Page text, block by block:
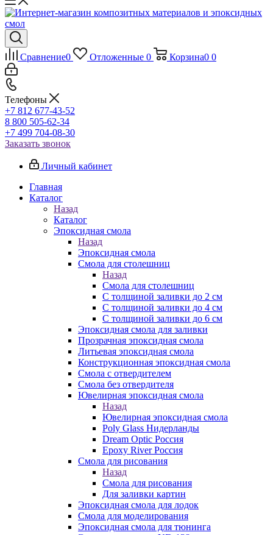
Сравнение0 Отложенные 0 Корзина0 0
Телефоны
+7 812 677-43-52
8 800 505-62-34
+7 499 704-08-30
Заказать звонок
Личный кабинет
Главная
Каталог
Назад
Каталог
Эпоксидная смола
Назад
Эпоксидная смола
Смола для столешниц
Назад
Смола для столешниц
С толщиной заливки до 2 см
С толщиной заливки до 4 см
С толщиной заливки до 6 см
Эпоксидная смола для заливки
Прозрачная эпоксидная смола
Литьевая эпоксидная смола
Конструкционная эпоксидная смола
Смола с отвердителем
Смола без отвердителя
Ювелирная эпоксидная смола
Назад
Ювелирная эпоксидная смола
Poly Glass Нидерланды
Dream Optic Россия
Epoxy River Россия
Смола для рисования
Назад
Смола для рисования
Для заливки картин
Эпоксидная смола для лодок
Смола для моделирования
Эпоксидная смола для тюнинга